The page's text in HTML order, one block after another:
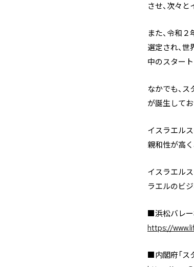
させ、次々
また、令和
選定され、
中のスター
なかでも、
が誕生して
イスラエル
親和性が高
イスラエル
ラエルのビ
■浜松バレ
https://
■内閣府「ス